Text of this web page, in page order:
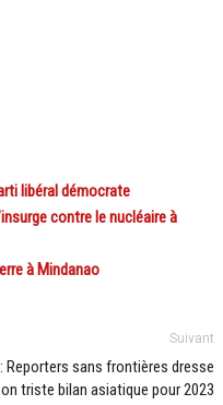
libéral démocrate
contre le nucléaire à
à Mindanao
Suivant
: Reporters sans frontières dresse
triste bilan asiatique pour 2023